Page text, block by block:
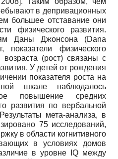
в депривационных
большее отставание они
физического развития.
Даны Джонсона (Dana
физического
возраста (рост) связаны с
У детей от рождения
показателя роста на
шкале наблюдалось
повышение средних
развития по вербальной
мета-анализа, в
75 исследований,
в области когнитивного
в условиях домов
в уровне
IQ между